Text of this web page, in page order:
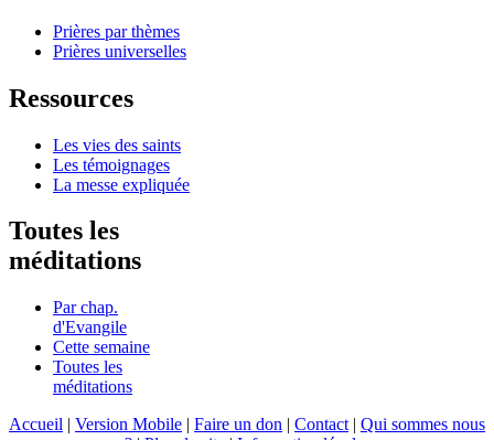
Prières par thèmes
Prières universelles
Ressources
Les vies des saints
Les témoignages
La messe expliquée
Toutes les
méditations
Par chap.
d'Evangile
Cette semaine
Toutes les
méditations
Accueil | Version Mobile | Faire un don | Contact | Qui sommes nous